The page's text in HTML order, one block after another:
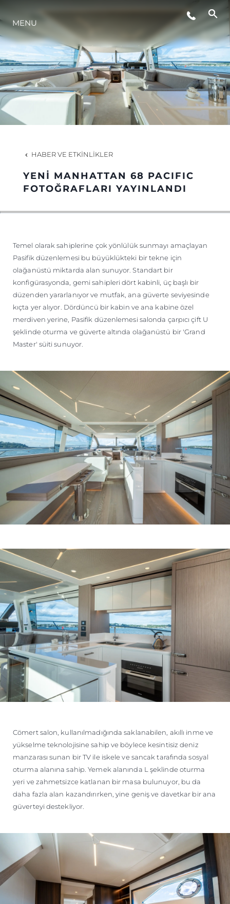
YAŞAM ŞEKLİ
YENILIK
ŞİRKET
EKIP
MİRAS
ÖĞRENIN
MENU
HABER VE ETKINLIKLER
YENİ MANHATTAN 68 PACIFIC
FOTOĞRAFLARI YAYINLANDI
Temel olarak sahiplerine çok yönlülük sunmayı amaçlayan
Pasifik düzenlemesi bu büyüklükteki bir tekne için
olağanüstü miktarda alan sunuyor. Standart bir
konfigürasyonda, gemi sahipleri dört kabinli, üç başlı bir
düzenden yararlanıyor ve mutfak, ana güverte seviyesinde
kıçta yer alıyor. Dördüncü bir kabin ve ana kabine özel
merdiven yerine, Pasifik düzenlemesi salonda çarpıcı çift U
şeklinde oturma ve güverte altında olağanüstü bir 'Grand
Master' süiti sunuyor.
Cömert salon, kullanılmadığında saklanabilen, akıllı inme ve
yükselme teknolojisine sahip ve böylece kesintisiz deniz
manzarası sunan bir TV ile iskele ve sancak tarafında sosyal
oturma alanına sahip. Yemek alanında L şeklinde oturma
yeri ve zahmetsizce katlanan bir masa bulunuyor, bu da
daha fazla alan kazandırırken, yine geniş ve davetkar bir ana
güverteyi destekliyor.